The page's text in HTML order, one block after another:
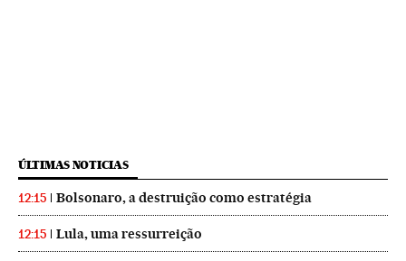
ÚLTIMAS NOTICIAS
12:15 Bolsonaro, a destruição como estratégia
12:15 Lula, uma ressurreição